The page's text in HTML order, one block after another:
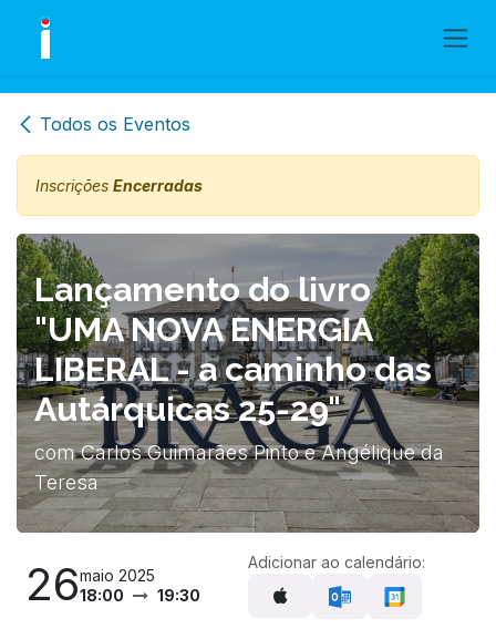
Skip to Content
Todos os Eventos
Inscrições Encerradas
Lançamento do livro
"UMA NOVA ENERGIA
LIBERAL - a caminho das
Autárquicas 25-29"
com Carlos Guimarães Pinto e Angélique da
Teresa
26maio 2025
18:00
19:30
Adicionar ao calendário: